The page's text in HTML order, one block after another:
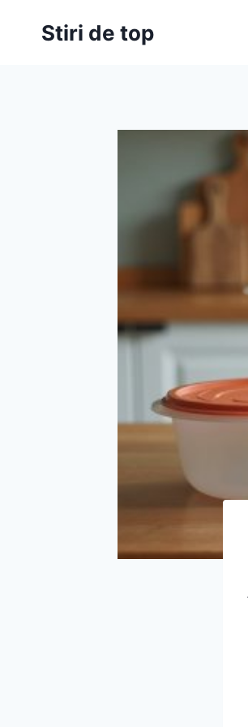
Stiri de top